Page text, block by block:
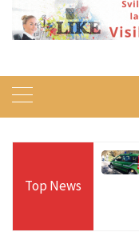
Top News
illecito di rifiuti:
cinque autodemolitori